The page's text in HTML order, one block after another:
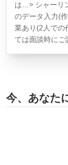
は…> シャーリ
のデータ入力(
業あり(2人での
ては面談時にご
今、あなた